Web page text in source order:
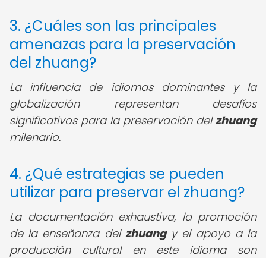
3. ¿Cuáles son las principales
amenazas para la preservación
del zhuang?
La influencia de idiomas dominantes y la
globalización representan desafíos
significativos para la preservación delzhuang
milenario.
4. ¿Qué estrategias se pueden
utilizar para preservar el zhuang?
La documentación exhaustiva, la promoción
de la enseñanza del zhuangy el apoyo a la
producción cultural en este idioma son